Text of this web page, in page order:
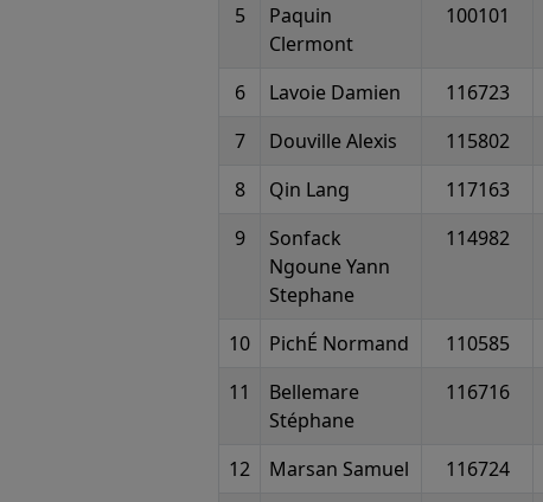
5
Paquin
Clermont
100101
6 Lavoie Damien 116723
7
Douville Alexis 115802
8
Qin Lang 117163
9
Sonfack
Ngoune Yann
Stephane
114982
10 PichÉ Normand 110585
11
Bellemare
Stéphane
116716
12 Marsan Samuel 116724